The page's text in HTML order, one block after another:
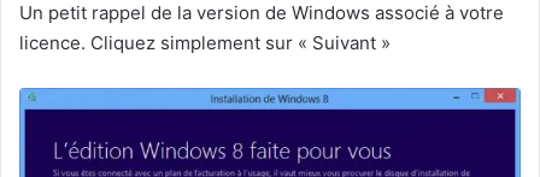
Un petit rappel de la version de Windows associé à votre
licence. Cliquez simplement sur « Suivant »